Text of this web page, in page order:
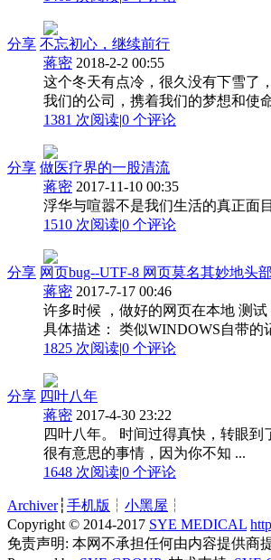
分享 不忘初心，继续前行
蒋密 2018-2-2 00:55
这个冬天有点冷，很久没有下雪了
我们的公司，携着我们的梦想和使
1381 次阅读|0 个评论
分享 做医疗界的一股清流
蒋密 2017-11-10 00:35
浮华与喧嚣不是我们生活的真正面
1510 次阅读|0 个评论
分享 网页bug--UTF-8 网页莫名其妙地头
蒋密 2017-7-17 00:46
许多时候 ，做好的网页在本地 测
具体描述： 类似WINDOWS自带
1825 次阅读|0 个评论
分享 四叶八年
蒋密 2017-4-30 23:22
四叶八年。 时间过得真快，转眼
很有意思的事情，因为你不知 ...
1648 次阅读|0 个评论
Archiver┆ 手机版 ┆ 小黑屋 ┆
Copyright © 2014-2017 SYE MEDICAL
免责声明: 本网不承担任何由内容提供商